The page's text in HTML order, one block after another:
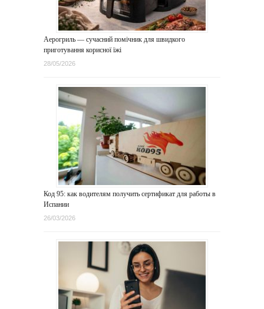
Аерогриль — сучасний помічник для швидкого
приготування корисної їжі
28/05/2026
Код 95: как водителям получить сертификат для работы в
Испании
26/03/2026